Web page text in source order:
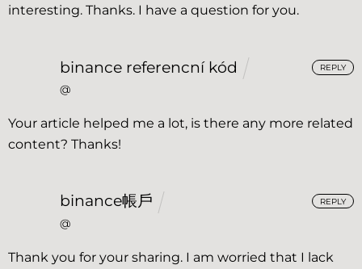
interesting. Thanks. I have a question for you.
binance referencní kód
@
Your article helped me a lot, is there any more related
content? Thanks!
REPLY
binance帳戶
@
Thank you for your sharing. I am worried that I lack
REPLY